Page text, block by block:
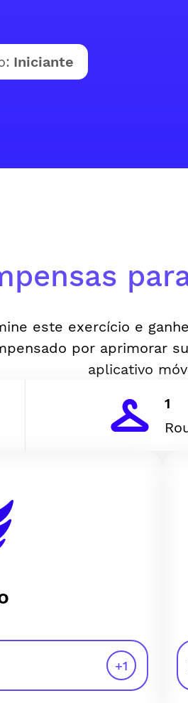
Iniciante
este exercício e
por aprimorar
aplicativo
1
+1